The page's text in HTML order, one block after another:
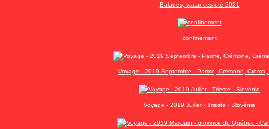
Balades, vacances été 2021
confinement
Voyage - 2019 Septembre - Parme, Crémone, Créma,
Voyage - 2019 Juillet - Trieste - Slovénie